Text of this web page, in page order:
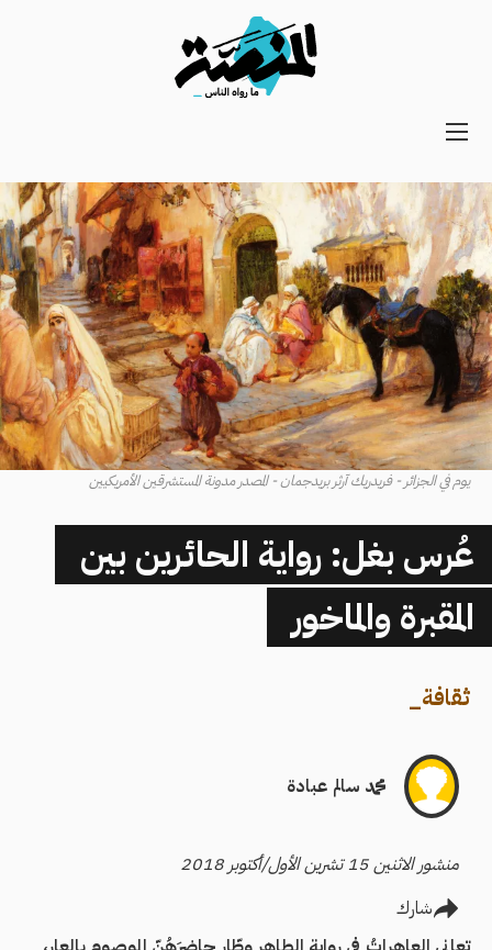
Main
Secondary
Navigation
يوم في الجزائر - فريدريك آرثر بريدجمان - المصدر مدونة المستشرقين الأمريكيين
عُرس بغل: رواية الحائرين بين
المقبرة والماخور
ثقافة_
محمد سالم عبادة
منشور الاثنين 15 تشرين الأول/أكتوبر 2018
شارك